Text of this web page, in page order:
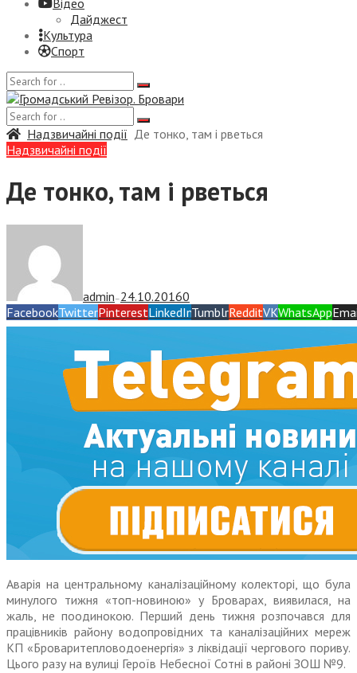
Дайджест
Культура
Спорт
Надзвичайні події Де тонко, там і рветься
Надзвичайні події
Де тонко, там і рветься
admin — 24.10.20160
FacebookTwitterPinterestLinkedInTumblrRedditVKWhatsApp
Аварія на центральному каналізаційному колекторі, що була
минулого тижня «топ-новиною» у Броварах, виявилася, на
жаль, не поодинокою. Перший день тижня розпочався для
працівників району водопровідних та каналізаційних мереж
КП «Броваритепловодоенергія» з ліквідації чергового пориву.
Цього разу на вулиці Героїв Небесної Сотні в районі ЗОШ №9.